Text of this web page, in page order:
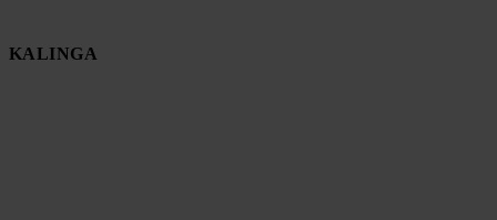
KALINGA